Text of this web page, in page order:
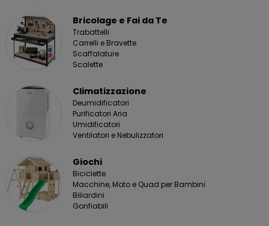
Bricolage e Fai da Te
Trabattelli
Carrelli e Bravette
Scaffalature
Scalette
Climatizzazione
Deumidificatori
Purificatori Aria
Umidificatori
Ventilatori e Nebulizzatori
Giochi
Biciclette
Macchine, Moto e Quad per Bambini
Biliardini
Gonfiabili